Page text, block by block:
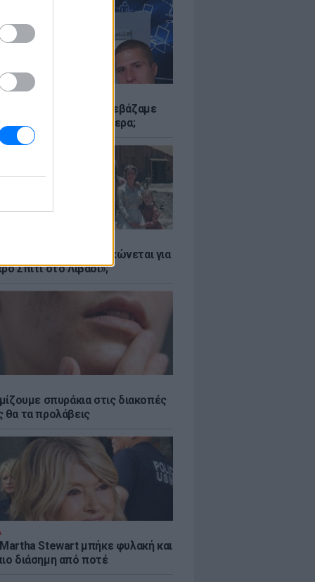
το Napster που κατεβάζαμε
- Πού βρίσκονται σήμερα;
Γιατί η Αμερική τσακώνεται για
Σπίτι στο Λιβάδι»;
σπυράκια στις διακοπές
θα τα προλάβεις
Stewart μπήκε φυλακή και
διάσημη από ποτέ